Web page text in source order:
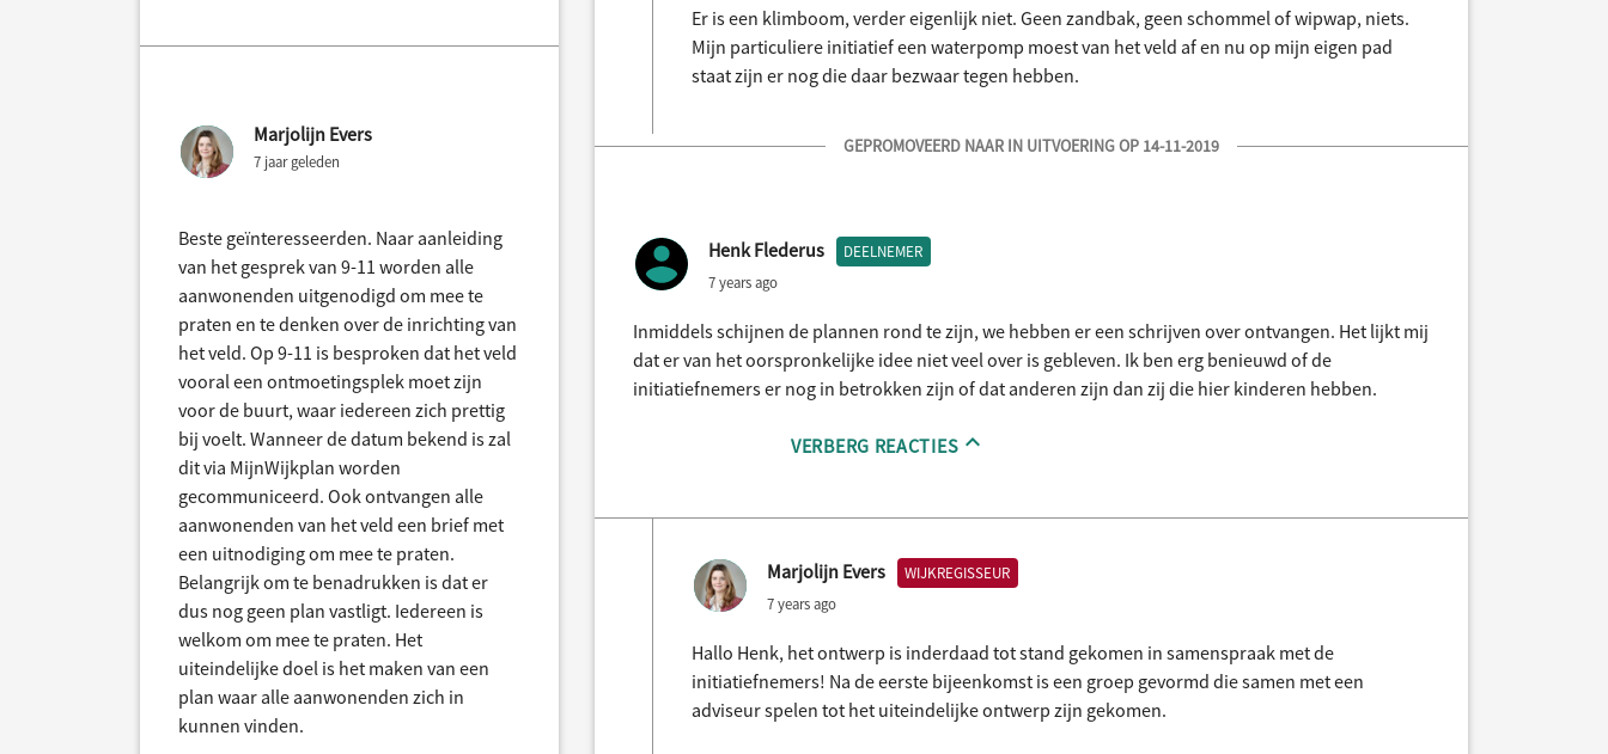
Marjolijn Evers
7 jaar geleden
Beste geïnteresseerden. Naar aanleiding
van het gesprek van 9-11 worden alle
aanwonenden uitgenodigd om mee te
praten en te denken over de inrichting van
het veld. Op 9-11 is besproken dat het veld
vooral een ontmoetingsplek moet zijn
voor de buurt, waar iedereen zich prettig
bij voelt. Wanneer de datum bekend is zal
dit via MijnWijkplan worden
gecommuniceerd. Ook ontvangen alle
aanwonenden van het veld een brief met
een uitnodiging om mee te praten.
Belangrijk om te benadrukken is dat er
dus nog geen plan vastligt. Iedereen is
welkom om mee te praten. Het
uiteindelijke doel is het maken van een
plan waar alle aanwonenden zich in
kunnen vinden.
Er is een klimboom, verder eigenlijk niet. Geen zandbak, geen schommel of wipwap, niets.
Mijn particuliere initiatief een waterpomp moest van het veld af en nu op mijn eigen pad
staat zijn er nog die daar bezwaar tegen hebben.
GEPROMOVEERD NAAR IN UITVOERING OP 14-11-2019
Henk Flederus DEELNEMER
7 years ago
Inmiddels schijnen de plannen rond te zijn, we hebben er een schrijven over ontvangen. Het lijkt mij
dat er van het oorspronkelijke idee niet veel over is gebleven. Ik ben erg benieuwd of de
initiatiefnemers er nog in betrokken zijn of dat anderen zijn dan zij die hier kinderen hebben.
VERBERG REACTIES
Marjolijn Evers WIJKREGISSEUR
7 years ago
Hallo Henk, het ontwerp is inderdaad tot stand gekomen in samenspraak met de
initiatiefnemers! Na de eerste bijeenkomst is een groep gevormd die samen met een
adviseur spelen tot het uiteindelijke ontwerp zijn gekomen.